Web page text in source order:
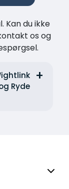
Kan du ikke
os og
Ryde